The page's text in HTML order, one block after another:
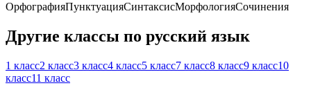
ОрфографияПунктуацияСинтаксисМорфологияСочинения
Другие классы по русский язык
1 класс2 класс3 класс4 класс5 класс7 класс8 класс9 класс10
класс11 класс